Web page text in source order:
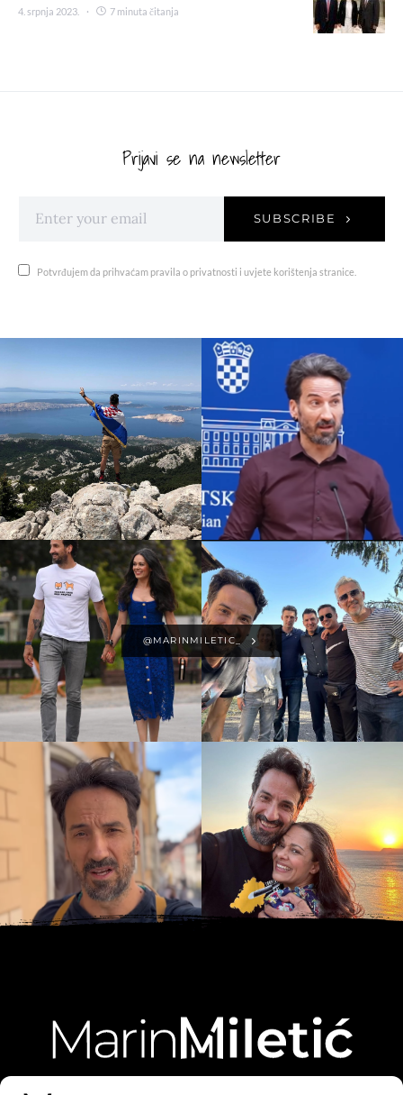
4. srpnja 2023. 7 minuta čitanja
Prijavi se na newsletter
SUBSCRIBE
Potvrđujem da prihvaćam pravila o privatnosti i uvjete korištenja stranice.
@MARINMILETIC_